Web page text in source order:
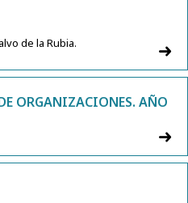
de la Rubia.
ORGANIZACIONES. AÑO